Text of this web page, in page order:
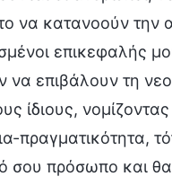
να κατανοούν
επικεφαλής
επιβάλουν τη
ίδιους,
πραγματικότητα,
σου πρόσωπο και